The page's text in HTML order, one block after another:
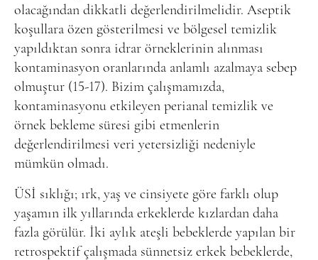
olacağından dikkatli değerlendirilmelidir. Aseptik
koşullara özen gösterilmesi ve bölgesel temizlik
yapıldıktan sonra idrar örneklerinin alınması
kontaminasyon oranlarında anlamlı azalmaya sebep
olmuştur (15-17). Bizim çalışmamızda,
kontaminasyonu etkileyen perianal temizlik ve
örnek bekleme süresi gibi etmenlerin
değerlendirilmesi veri yetersizliği nedeniyle
mümkün olmadı.
ÜSİ sıklığı; ırk, yaş ve cinsiyete göre farklı olup
yaşamın ilk yıllarında erkeklerde kızlardan daha
fazla görülür. İki aylık ateşli bebeklerde yapılan bir
retrospektif çalışmada sünnetsiz erkek bebeklerde,